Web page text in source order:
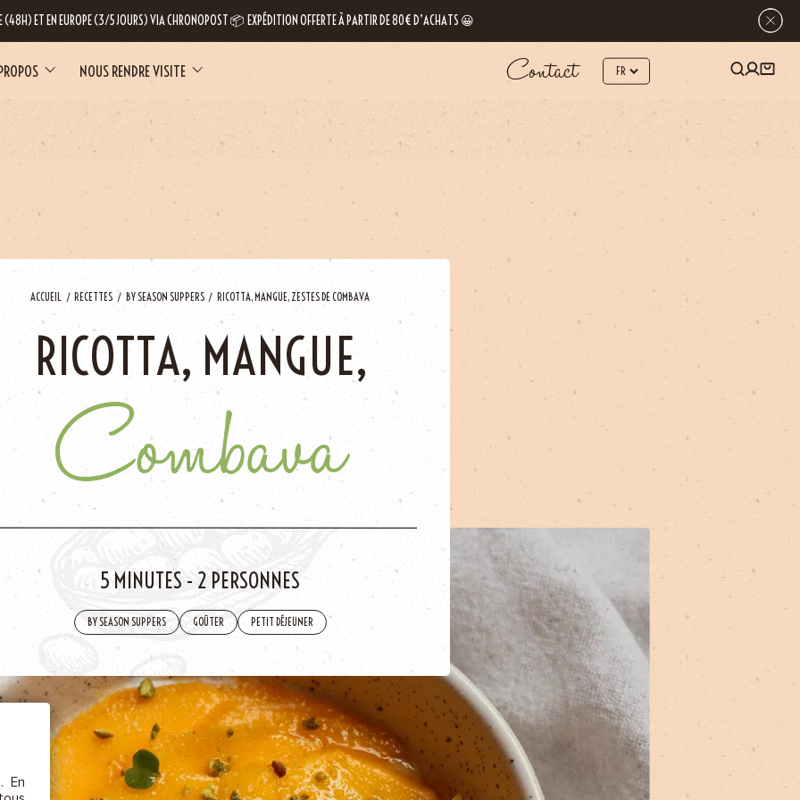
(48H) ET EN EUROPE (3/5 JOURS) VIA CHRONOPOST 📦 EXPÉDITION OFFERTE À PARTIR DE 80€ D’ACHATS 😀
NOUS RENDRE VISITE Contact
ACCUEIL RECETTES BY SEASON SUPPERS RICOTTA, MANGUE, ZESTES DE COMBAVA
RICOTTA, MANGUE,
Combava
5 MINUTES- 2 PERSONNES
BY SEASON SUPPERS GOÛTER PETIT DÉJEUNER
En
au